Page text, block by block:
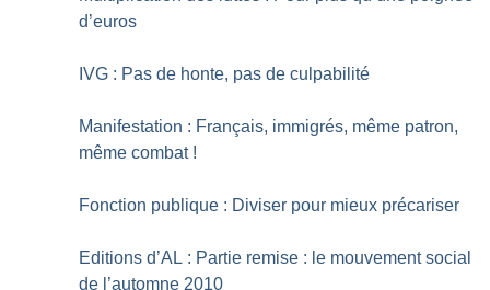
d’euros
IVG : Pas de honte, pas de culpabilité
Manifestation : Français, immigrés, même patron,
même combat !
Fonction publique : Diviser pour mieux précariser
Editions d’AL : Partie remise : le mouvement social
de l’automne 2010